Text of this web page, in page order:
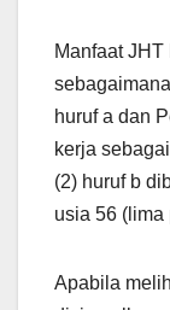
Manfaat
huruf a dan
kerja
(2) huruf b
usia 56 (lima
Apabila